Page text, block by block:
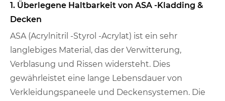
1. Überlegene Haltbarkeit von ASA -Kladding &
Decken
ASA (Acrylnitril -Styrol -Acrylat) ist ein sehr
langlebiges Material, das der Verwitterung,
Verblasung und Rissen widersteht. Dies
gewährleistet eine lange Lebensdauer von
Verkleidungspaneele und Deckensystemen. Die